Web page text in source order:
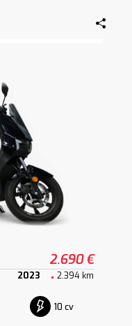
2.690 €
2023 2.394 km
10 cv